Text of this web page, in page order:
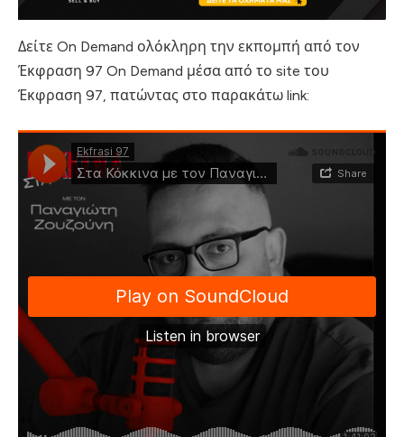
Δείτε On Demand ολόκληρη την εκπομπή από τον
Έκφραση 97 On Demand μέσα από το site του
Έκφραση 97, πατώντας στο παρακάτω link: